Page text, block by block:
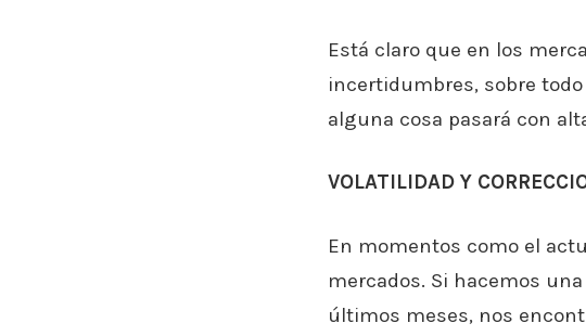
Está claro que en los
incertidumbres, sobre
alguna cosa pasará con
VOLATILIDAD Y
En momentos como el
mercados. Si hacemos
últimos meses, nos